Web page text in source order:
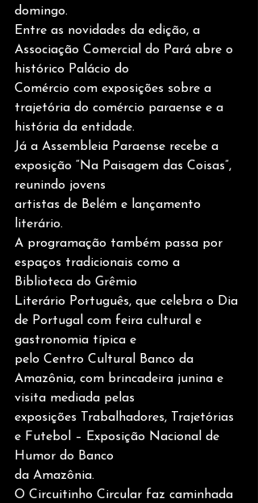
domingo.
Entre as novidades da edição, a
Associação Comercial do Pará abre o
histórico Palácio do
Comércio com exposições sobre a
trajetória do comércio paraense e a
história da entidade.
Já a Assembleia Paraense recebe a
exposição “Na Paisagem das Coisas”,
reunindo jovens
artistas de Belém e lançamento
literário.
A programação também passa por
espaços tradicionais como a
Biblioteca do Grêmio
Literário Português, que celebra o Dia
de Portugal com feira cultural e
gastronomia típica e
pelo Centro Cultural Banco da
Amazônia, com brincadeira junina e
visita mediada pelas
exposições Trabalhadores, Trajetórias
e Futebol – Exposição Nacional de
Humor do Banco
da Amazônia.
O Circuitinho Circular faz caminhada